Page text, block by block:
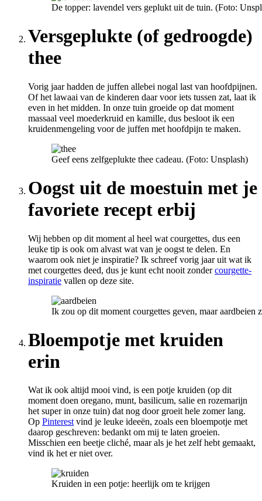
De topper: lavendel vers geplukt uit de tuin. (Foto:
Versgeplukte (of gedroogde)
thee
Vorig jaar hadden de juffen allebei nogal last van hoofdpijnen.
Of het lawaai van de kinderen daar voor iets tussen zat, laat ik
even in het midden. In onze tuin groeide op dat moment
massaal veel moederkruid en kamille, dus besloot ik een
kruidenmengeling voor de juffen met hoofdpijn te maken.
Geef eens zelfgeplukte thee cadeau. (Foto: Unsplash)
Oogst uit de moestuin met je
favoriete recept erbij
Wij hebben op dit moment al heel wat courgettes, dus een
leuke tip is ook om alvast wat van je oogst te delen. En
waarom ook niet je inspiratie? Ik schreef vorig jaar uit wat ik
met courgettes deed, dus je kunt echt nooit zondercourgette-
inspiratie vallen op deze site.
Ik zou op dit moment courgettes geven, maar aardbeien
Bloempotje met kruiden
erin
Wat ik ook altijd mooi vind, is een potje kruiden (op dit
moment doen oregano, munt, basilicum, salie en rozemarijn
het super in onze tuin) dat nog door groeit hele zomer lang.
Op Pinterest vind je leuke ideeën, zoals een bloempotje met
daarop geschreven: bedankt om mij te laten groeien.
Misschien een beetje cliché, maar als je het zelf hebt gemaakt,
vind ik het er niet over.
Kruiden in een potje: heerlijk om te krijgen